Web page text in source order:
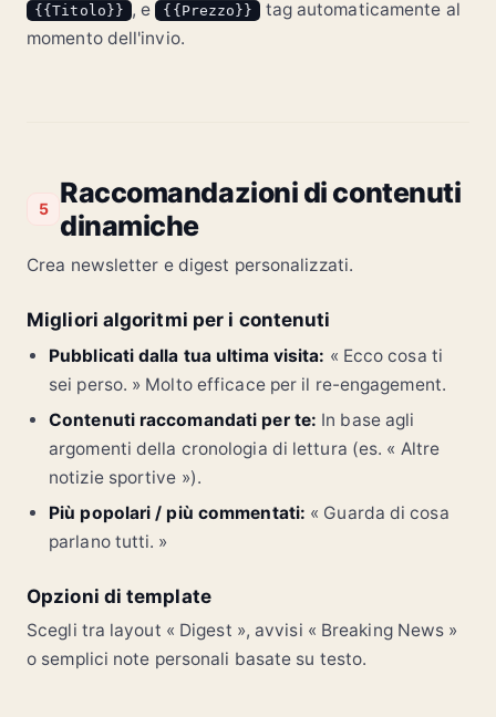
{{Titolo}} , e {{Prezzo}}
tag automaticamente al
momento dell'invio.
5
Raccomandazioni di contenuti
dinamiche
Crea newsletter e digest personalizzati.
Migliori algoritmi per i contenuti
Pubblicati dalla tua ultima visita: « Ecco cosa ti
sei perso. » Molto efficace per il re-engagement.
Contenuti raccomandati per te: In base agli
argomenti della cronologia di lettura (es. « Altre
notizie sportive »).
Più popolari / più commentati: « Guarda di cosa
parlano tutti. »
Opzioni di template
Scegli tra layout « Digest », avvisi « Breaking News »
o semplici note personali basate su testo.